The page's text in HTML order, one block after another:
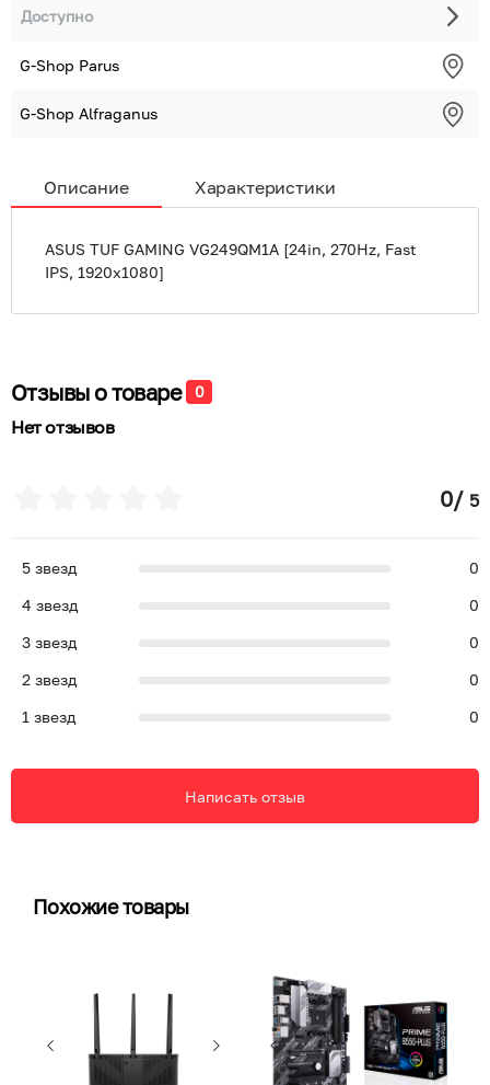
Доступно
G-Shop Parus
G-Shop Alfraganus
Описание Характеристики
ASUS TUF GAMING VG249QM1A [24in, 270Hz, Fast
IPS, 1920x1080]
Отзывы о товаре 0
Нет отзывов
0/ 5
5 звезд
0
4 звезд
0
3 звезд
0
2 звезд
0
1 звезд 0
Написать отзыв
Похожие товары